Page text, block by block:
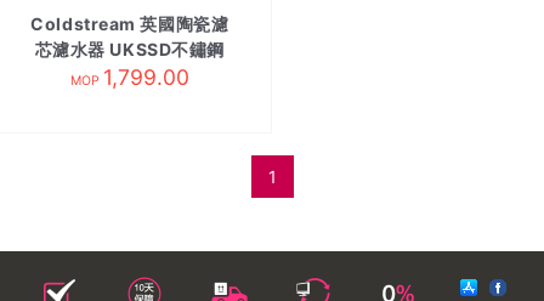
Coldstream 英國陶瓷濾
芯濾水器 UKSSD不鏽鋼
MOP 1,799.00
1